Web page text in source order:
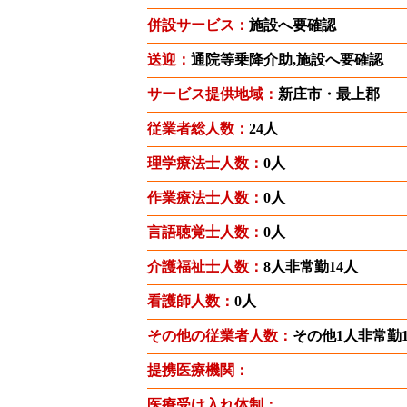
併設サービス： 施設へ要確認
送迎： 通院等乗降介助,施設へ要確認
サービス提供地域： 新庄市・最上郡
従業者総人数： 24人
理学療法士人数： 0人
作業療法士人数： 0人
言語聴覚士人数： 0人
介護福祉士人数： 8人非常勤14人
看護師人数： 0人
その他の従業者人数： その他1人非常勤
提携医療機関：